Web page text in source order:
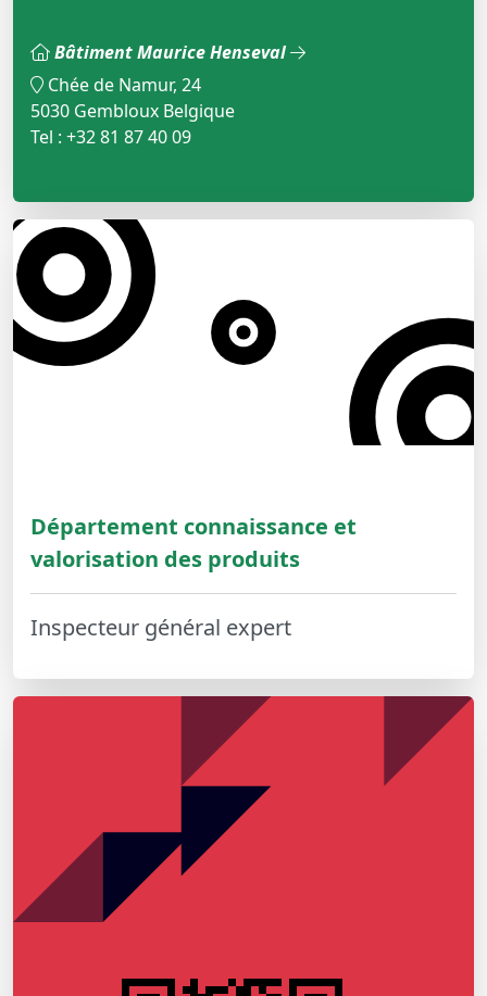
Bâtiment Maurice Henseval
Chée de Namur, 24
5030 Gembloux Belgique
Tel : +32 81 87 40 09
Département connaissance et
valorisation des produits
Inspecteur général expert